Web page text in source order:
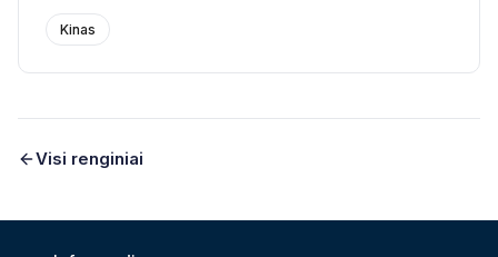
Žanras: Drama, istorinis , detektyvas
Sukurta: Lietuva
Režisierius:Ramūnas Rudokas
Kinas
Visi renginiai